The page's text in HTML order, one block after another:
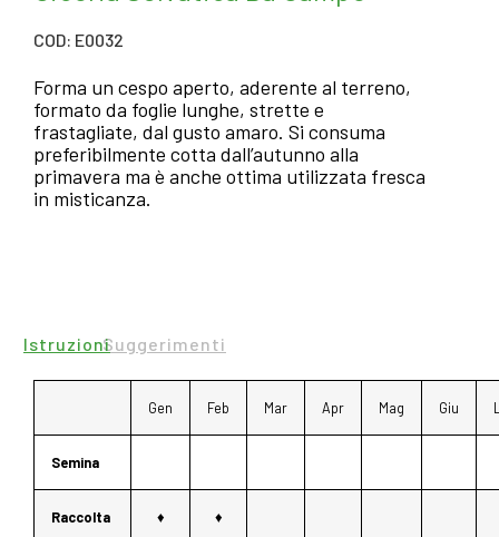
COD: E0032
Forma un cespo aperto, aderente al terreno,
formato da foglie lunghe, strette e
frastagliate, dal gusto amaro. Si consuma
preferibilmente cotta dall’autunno alla
primavera ma è anche ottima utilizzata fresca
in misticanza.
IstruzioniSuggerimenti
Gen Feb Mar Apr Mag Giu
Semina
Raccolta ♦ ♦